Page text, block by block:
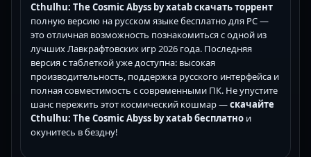
Cthulhu: The Cosmic Abyss by xatab скачать торрент
полную версию на русском языке бесплатно для PC —
это отличная возможность познакомиться с одной из
лучших Лавкрафтовских игр 2026 года. Последняя
версия с таблеткой уже доступна: высокая
производительность, поддержка русского интерфейса и
полная совместимость с современными ПК. Не упустите
шанс пережить этот космический кошмар —скачайте
Cthulhu: The Cosmic Abyss by xatab бесплатно и
окунитесь в бездну!